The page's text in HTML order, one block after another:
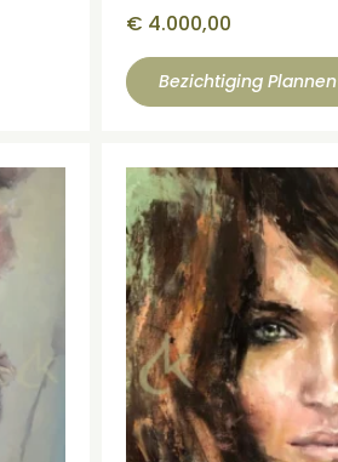
€ 4.000,00
Bezichtiging Plannen